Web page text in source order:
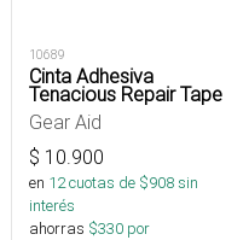
10689
Cinta Adhesiva
Tenacious Repair Tape
Gear Aid
$ 10.900
en 12cuotas de $908sin
interés
ahorras $330 por